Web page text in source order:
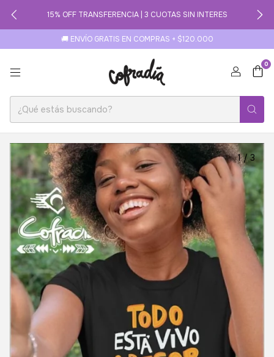
15% OFF TRANSFERENCIA | 3 CUOTAS SIN INTERES
🚚 ENVÍO GRATIS EN COMPRAS + $120.000
0
1/ 3